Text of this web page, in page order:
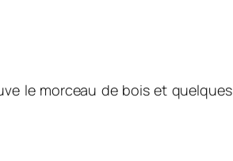
le morceau de bois et